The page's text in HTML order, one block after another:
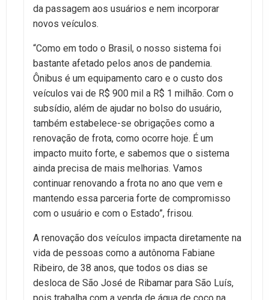
da passagem aos usuários e nem incorporar
novos veículos.
“Como em todo o Brasil, o nosso sistema foi
bastante afetado pelos anos de pandemia.
Ônibus é um equipamento caro e o custo dos
veículos vai de R$ 900 mil a R$ 1 milhão. Com o
subsídio, além de ajudar no bolso do usuário,
também estabelece-se obrigações como a
renovação de frota, como ocorre hoje. É um
impacto muito forte, e sabemos que o sistema
ainda precisa de mais melhorias. Vamos
continuar renovando a frota no ano que vem e
mantendo essa parceria forte de compromisso
com o usuário e com o Estado”, frisou.
A renovação dos veículos impacta diretamente na
vida de pessoas como a autônoma Fabiane
Ribeiro, de 38 anos, que todos os dias se
desloca de São José de Ribamar para São Luís,